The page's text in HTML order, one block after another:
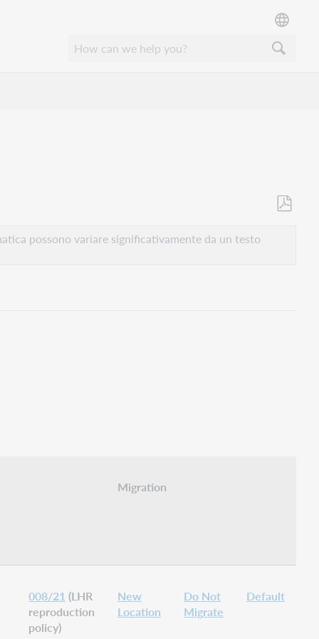
possono variare significativamente da un testo
Migration
008/21 (LHR
reproduction
policy)
New
Location
Do Not
Migrate
Default